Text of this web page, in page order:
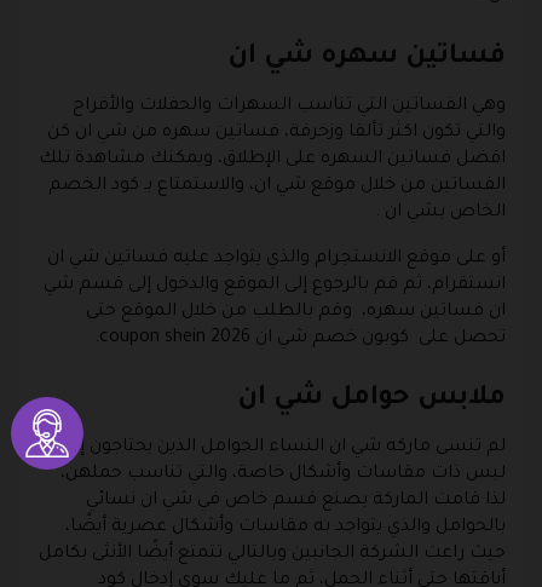
فساتين سهره شي ان
وهي الفساتين التي تناسب السهرات والحفلات والأفراح
والتي تكون اكثر تألقا وزخرفة، فساتين سهره من شي ان كن
اقضل فساتين السهره على الإطلاق، ويمكنك مشاهدة تلك
الفساتين من خلال موقع شي ان، والاستمتاع بـ كود الخصم
الخاص بشي ان .
أو على موقع الانستجرام والذي يتواجد عليه فساتين شي ان
انستقرام، ثم قم بالرجوع إلى الموقع والدخول إلى قسم شي
ان فساتين سهره، وقم بالطلب من خلال الموقع حتى
تحصل على كوبون خصم شي ان 2026 coupon shein.
ملابس حوامل شي ان
لم تنسى ماركه شي ان النساء الحوامل الذين يحتاجون إلى
لبس ذات مقاسات وأشكال خاصة، والتي تناسب حملهن،
لذا قامت الماركة بصنع قسم خاص في شي ان نسائي
بالحوامل والذي يتواجد به مقاسات وأشكال عصرية أيضًا،
حيث راعت الشركة الجانبين وبالتالي تتمتع أيضًا الأنثى بكامل
أناقتها حتى أثناء الحمل، ثم ما عليك سوى إدخال كود